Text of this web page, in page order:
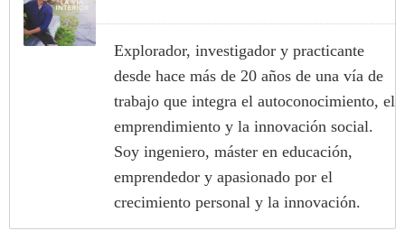
Explorador, investigador y practicante
desde hace más de 20 años de una vía de
trabajo que integra el autoconocimiento, el
emprendimiento y la innovación social.
Soy ingeniero, máster en educación,
emprendedor y apasionado por el
crecimiento personal y la innovación.